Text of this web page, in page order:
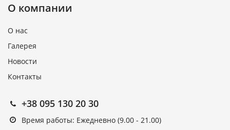
О компании
О нас
Галерея
Новости
Контакты
+38 095 130 20 30
Время работы: Ежедневно (9.00 - 21.00)